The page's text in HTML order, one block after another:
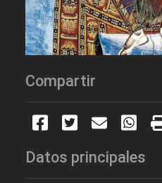
Compartir
Datos principales